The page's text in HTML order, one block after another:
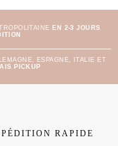
EN 2-3 JOURS
ESPAGNE, ITALIE ET
PICKUP
RAPIDE